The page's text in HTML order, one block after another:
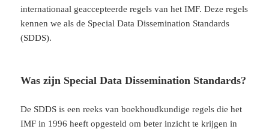
internationaal geaccepteerde regels van het IMF. Deze regels
kennen we als de Special Data Dissemination Standards
(SDDS).
Was zijn Special Data Dissemination Standards?
De SDDS is een reeks van boekhoudkundige regels die het
IMF in 1996 heeft opgesteld om beter inzicht te krijgen in